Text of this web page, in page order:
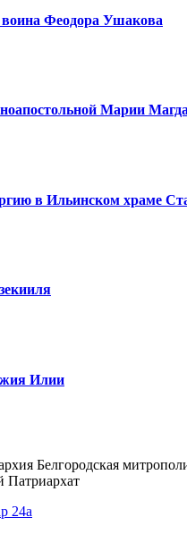
воина Феодора Ушакова
Марии
в Ильинском храме
Илии
Белгородская
Патриархат
24а